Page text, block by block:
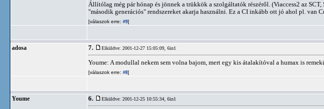
Állítólag még pár hónap és jönnek a trükkök a szolgáltatók részéről. (Viaccess2 az
"második generációs" rendszereket akarja használni. Ez a CI inkább ott jó ahol pl. van
[válaszok erre: #9]
adosa 7. Elküldve: 2001-12-27 15:05:09, 6in1
Youme: A modullal nekem sem volna bajom, mert egy kis átalakítóval a humax is
[válaszok erre: #8]
Youme 6. Elküldve: 2001-12-25 10:55:34, 6in1